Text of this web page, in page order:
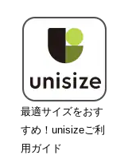
最適サイズをおす
すめ！unisizeご利
用ガイド